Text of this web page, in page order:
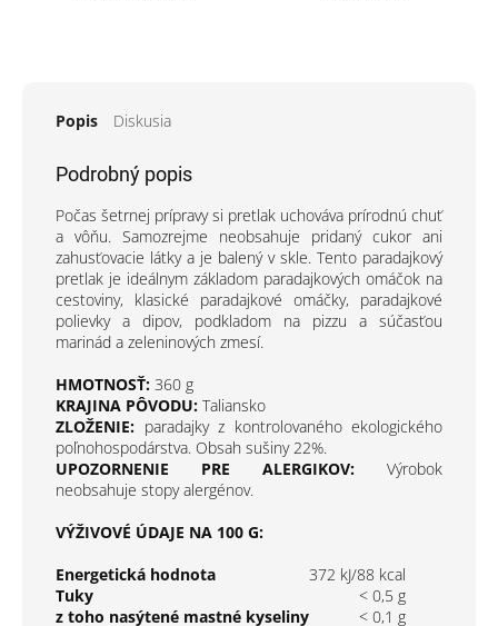
Popis Diskusia
Podrobný popis
Počas šetrnej prípravy si pretlak uchováva prírodnú chuť
a vôňu. Samozrejme neobsahuje pridaný cukor ani
zahusťovacie látky a je balený v skle. Tento paradajkový
pretlak je ideálnym základom paradajkových omáčok na
cestoviny, klasické paradajkové omáčky, paradajkové
polievky a dipov, podkladom na pizzu a súčasťou
marinád a zeleninových zmesí.
HMOTNOSŤ: 360 g
KRAJINA PÔVODU: Taliansko
ZLOŽENIE: paradajky z kontrolovaného ekologického
poľnohospodárstva. Obsah sušiny 22%.
UPOZORNENIE PRE ALERGIKOV: Výrobok
neobsahuje stopy alergénov.
VÝŽIVOVÉ ÚDAJE NA 100 G:
Energetická hodnota
372 kJ/88 kcal
Tuky
< 0,5 g
z toho nasýtené mastné kyseliny
< 0,1 g